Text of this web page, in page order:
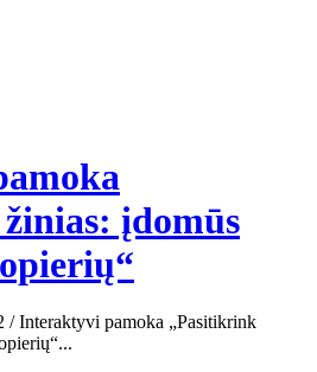
įdomūs
/ Interaktyvi pamoka „Pasitikrink